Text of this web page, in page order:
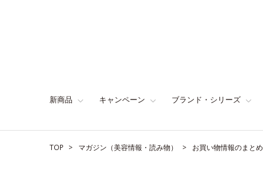
新商品 キャンペーン ブランド・シリーズ
TOP マガジン（美容情報・読み物） お買い物情報のまとめ